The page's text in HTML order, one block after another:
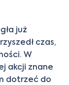
już
czas,
W
akcji znane
dotrzeć do